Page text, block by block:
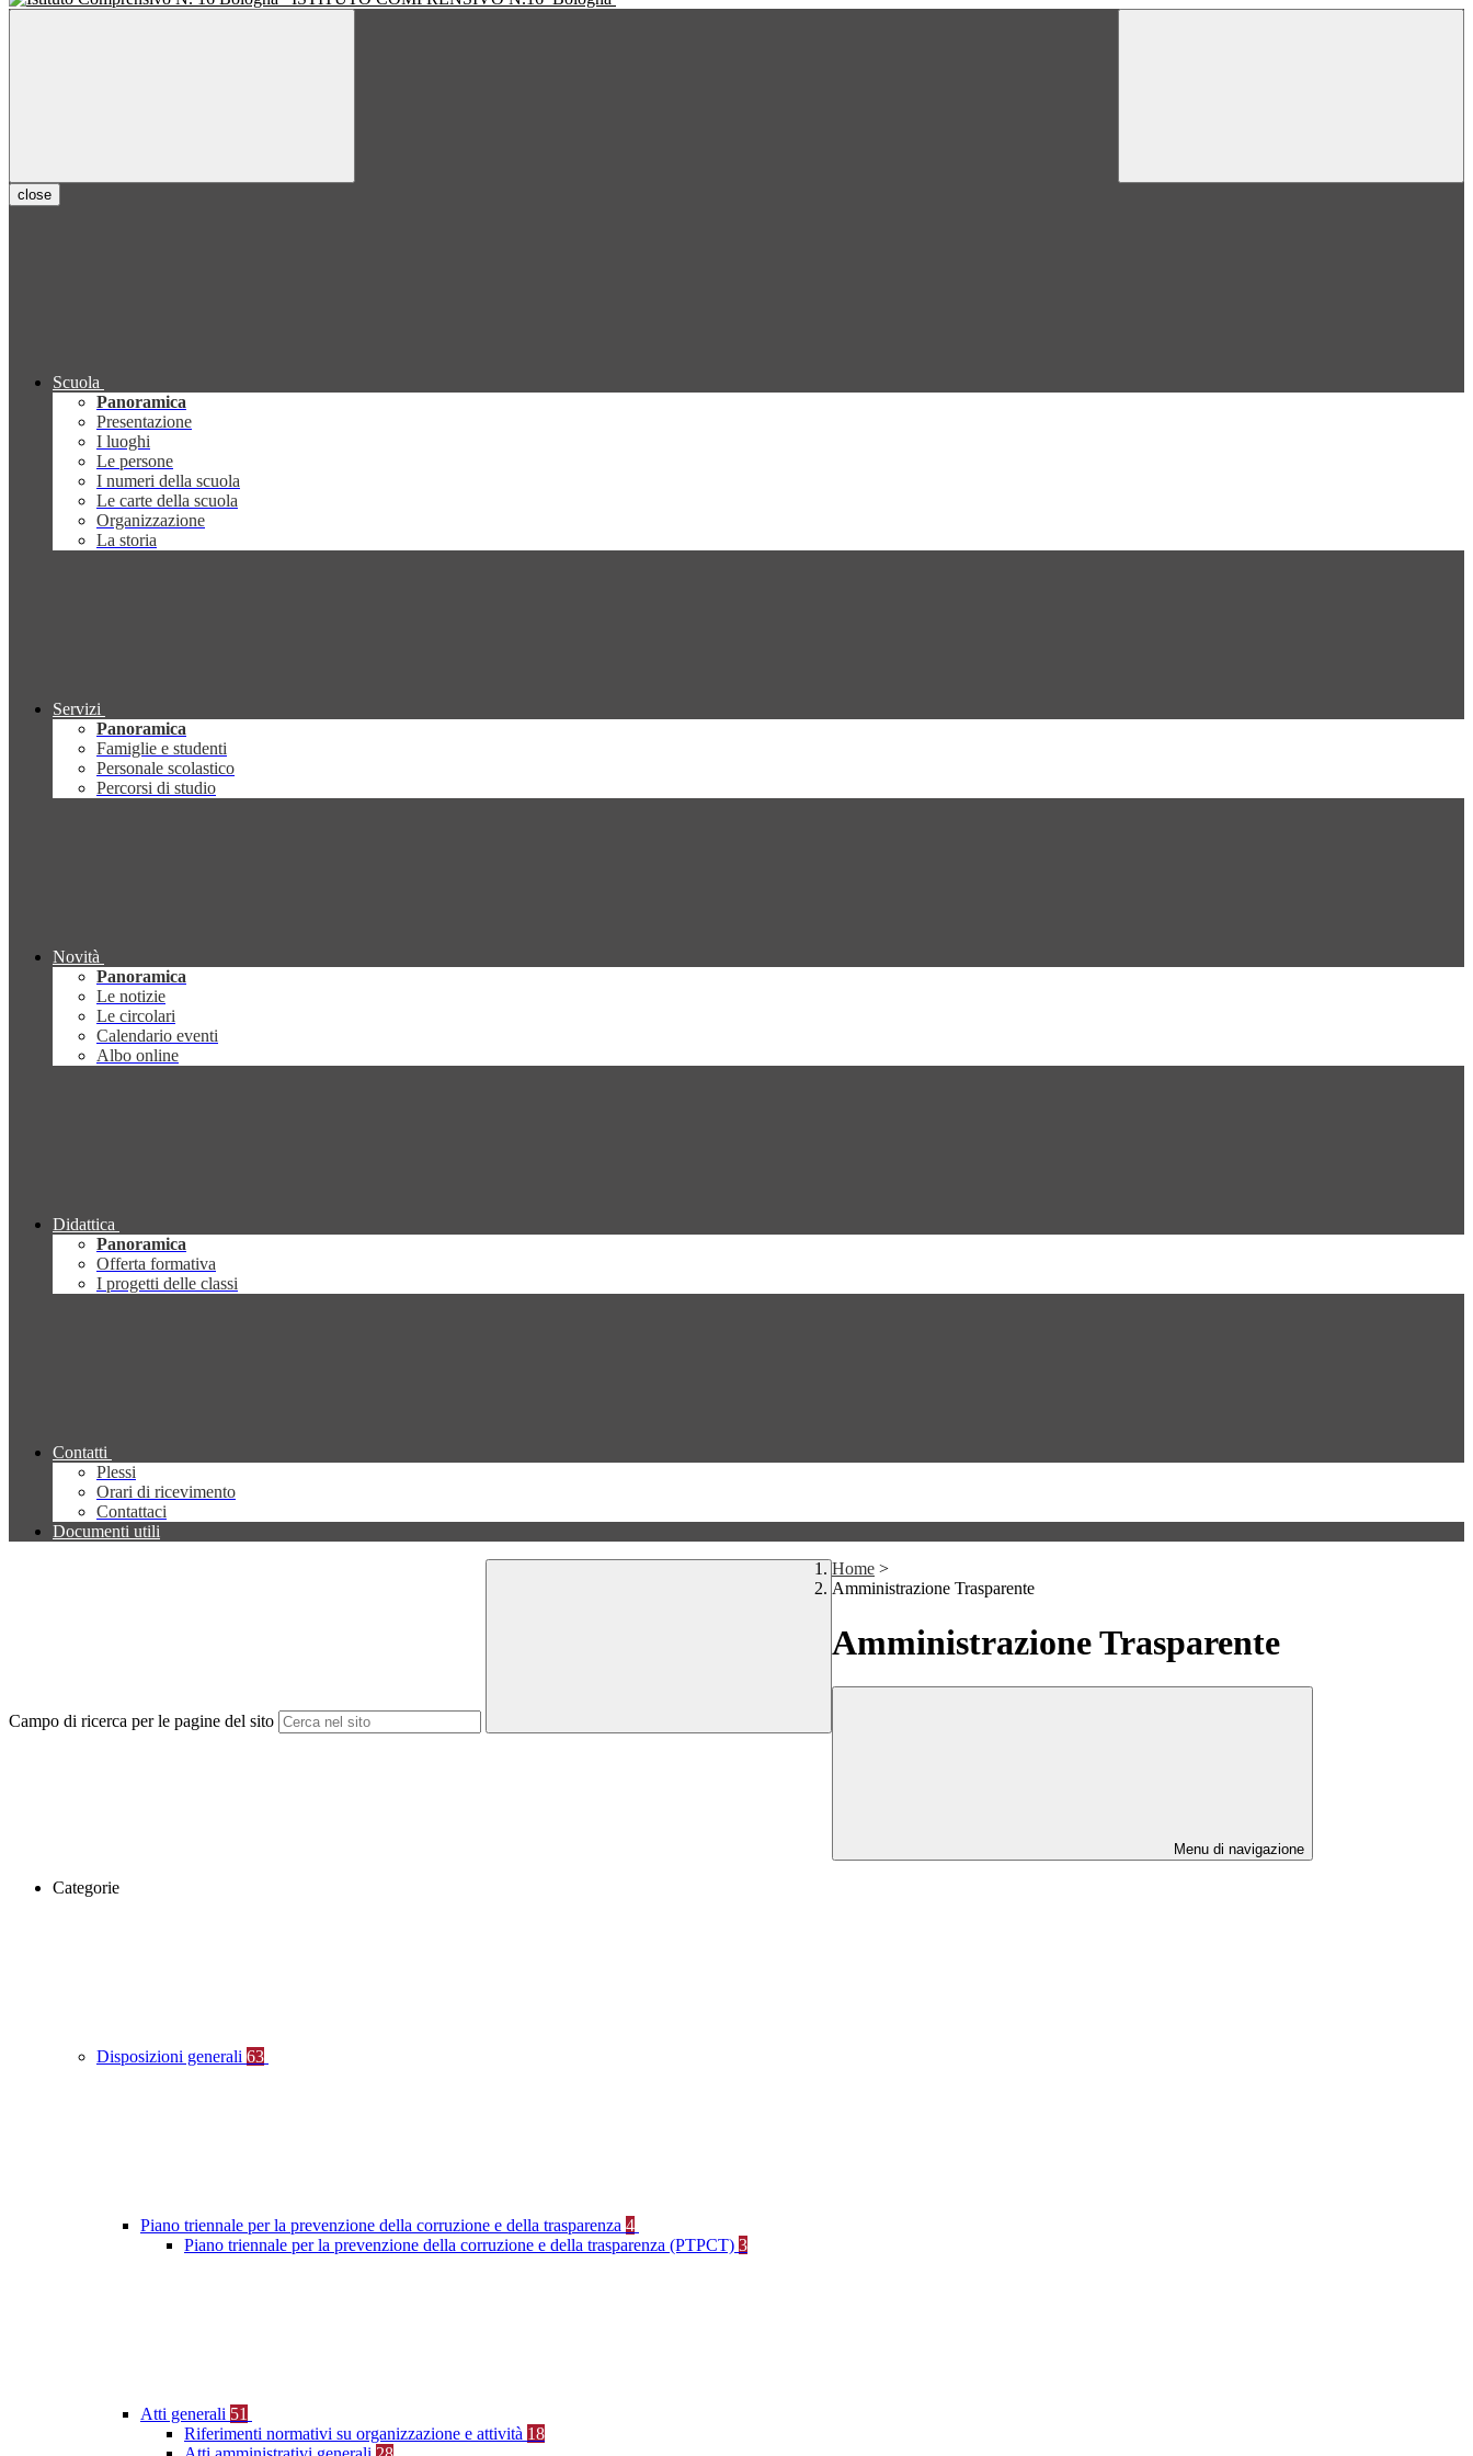
close
Scuola
Panoramica
Presentazione
I luoghi
Le persone
I numeri della scuola
Le carte della scuola
Organizzazione
La storia
Servizi
Panoramica
Famiglie e studenti
Personale scolastico
Percorsi di studio
Novità
Panoramica
Le notizie
Le circolari
Calendario eventi
Albo online
Didattica
Panoramica
Offerta formativa
I progetti delle classi
Contatti
Plessi
Orari di ricevimento
Contattaci
Documenti utili
Campo di ricerca per le pagine del sito
Home >
Amministrazione Trasparente
Amministrazione Trasparente
Menu di navigazione
Categorie
Disposizioni generali 63
Piano triennale per la prevenzione della corruzione e della trasparenza 4
Piano triennale per la prevenzione della corruzione e della trasparenza (PTPCT) 3
Atti generali 51
Riferimenti normativi su organizzazione e attività 18